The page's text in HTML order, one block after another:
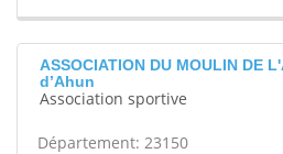
ASSOCIATION DU MOULIN DE
d’Ahun
Association sportive
Département: 23150